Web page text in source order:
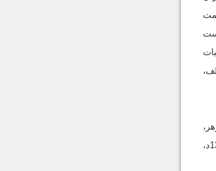
نکرده‌اند (مصباح يزدي، 1380، جلسه 9، قسمت
مي‌کند و هدف دين را تشکيل مي‌دهد، اين است که تأثير پديده‌هاي مختلف در سعادت يا شقاوت انسان را تبيين کند» (مصباح يزدي، 1397الف،
روابط پدر و فرزند، روابط امت و امام و حتي روابط با ساير ملل که با آنها چگونه رفتار کنیم، خارج از قلمرو دين نيست (مصباح يزدي، 1394د،